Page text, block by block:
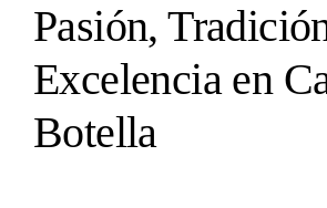
Pasión,
Excelencia en
Botella